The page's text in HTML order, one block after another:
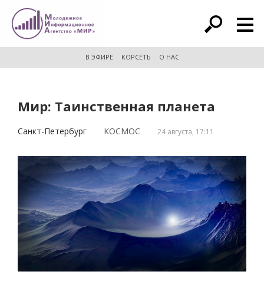
расширенный поиск
В ЭФИРЕ КОРСЕТЬ О НАС
Мир: Таинственная планета
Санкт-Петербург КОСМОС 24 августа, 17:11